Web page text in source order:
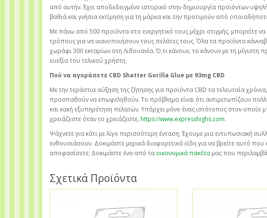
από αυτήν. Έχει αποδεδειγμένο ιστορικό στην δημιουργία προϊόντων
βαθιά και γνήσια εκτίμηση για τη μάρκα και την προτιμούν από
Με πάνω από 500 προϊόντα στο ενεργητικό τους μέχρι στιγμής, μπορείτε
τρόπους για να ικανοποιήσουν τους πελάτες τους. Όλα τα προϊόντα
χωράφι 300 εκταρίων στη Λιθουανία. Ό,τι κάνουν, το κάνουν με τη μέγιστη
ευεξία του τελικού χρήστη.
Πού να αγοράσετε CBD Shatter Gorilla Glue με 93mg CBD
Με την τεράστια αύξηση της ζήτησης για προϊόντα CBD τα τελευταία
προσπαθούν να επωφεληθούν. Το πρόβλημα είναι ότι αντιμετωπίζουν
και κακή εξυπηρέτηση πελατών. Υπάρχει μόνο ένας ιστότοπος στον οποίο
χρειάζεστε όταν το χρειάζεστε, https://www.expresshighs.com.
Ψάχνετε για κάτι με λίγο περισσότερη ένταση; Έχουμε μια εντυπωσιακή
ενθουσιάσουν. Δοκιμάστε μερικά διαφορετικά είδη για να βρείτε αυτό
αποφασίσετε; Δοκιμάστε ένα από τα οικονομικά πακέτα μας που
Σχετικά Προϊόντα